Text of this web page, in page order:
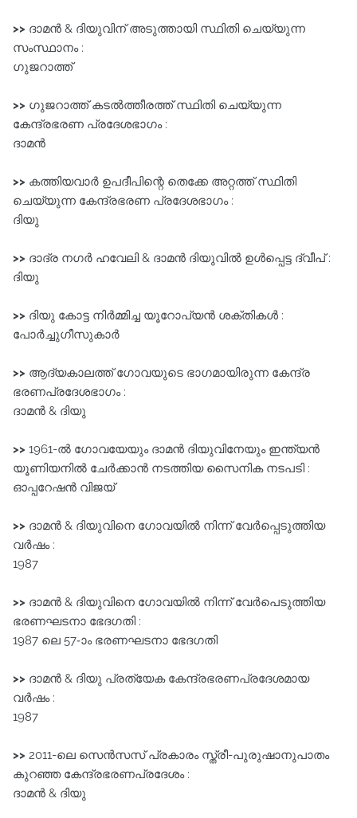
>> ദാമൻ & ദിയുവിന്‌ അടുത്തായി സ്ഥിതി ചെയ്യുന്ന
സംസ്ഥാനം :
ഗുജറാത്ത്‌
>> ഗുജറാത്ത്‌ കടൽത്തീരത്ത് സ്ഥിതി ചെയ്യുന്ന
കേന്ദ്രഭരണ പ്രദേശഭാഗം :
ദാമൻ
>> കത്തിയവാർ ഉപദീപിന്റെ തെക്കേ അറ്റത്ത് സ്ഥിതി
ചെയ്യുന്ന കേന്ദ്രഭരണ പ്രദേശഭാഗം :
ദിയു
>> ദാദ്ര നഗർ ഹവേലി & ദാമൻ ദിയുവിൽ ഉൾപ്പെട്ട ദ്വീപ്‌ :
ദിയു
>> ദിയു കോട്ട നിർമ്മിച്ച യൂറോപ്യൻ ശക്തികൾ :
പോർച്ചുഗീസുകാർ
>> ആദ്യകാലത്ത്‌ ഗോവയുടെ ഭാഗമായിരുന്ന കേന്ദ്ര
ഭരണപ്രദേശഭാഗം :
ദാമൻ & ദിയു
>> 1961-ൽ ഗോവയേയും ദാമൻ ദിയുവിനേയും ഇന്ത്യൻ
യൂണിയനിൽ ചേർക്കാൻ നടത്തിയ സൈനിക നടപടി :
ഓപ്പറേഷൻ വിജയ്‌
>> ദാമൻ & ദിയുവിനെ ഗോവയിൽ നിന്ന്‌ വേർപ്പെടുത്തിയ
വർഷം :
1987
>> ദാമൻ & ദിയുവിനെ ഗോവയിൽ നിന്ന്‌ വേർപെടുത്തിയ
ഭരണഘടനാ ഭേദഗതി :
1987 ലെ 57-ാം ഭരണഘടനാ ഭേദഗതി
>> ദാമൻ & ദിയു പ്രത്യേക കേന്ദ്രഭരണപ്രദേശമായ
വർഷം :
1987
>> 2011-ലെ സെൻസസ്‌ പ്രകാരം സ്ത്രീ-പുരുഷാനുപാതം
കുറഞ്ഞ കേന്ദ്രഭരണപ്രദേശം :
ദാമൻ & ദിയു